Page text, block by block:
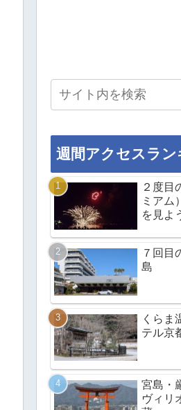
週間アクセスラ
２度目
ミアム
を見よ
７回目
島
くらま
テル京
宮島・
ヴィリ